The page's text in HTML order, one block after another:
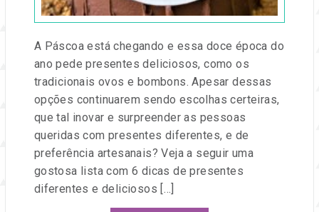
A Páscoa está chegando e essa doce época do
ano pede presentes deliciosos, como os
tradicionais ovos e bombons. Apesar dessas
opções continuarem sendo escolhas certeiras,
que tal inovar e surpreender as pessoas
queridas com presentes diferentes, e de
preferência artesanais? Veja a seguir uma
gostosa lista com 6 dicas de presentes
diferentes e deliciosos […]